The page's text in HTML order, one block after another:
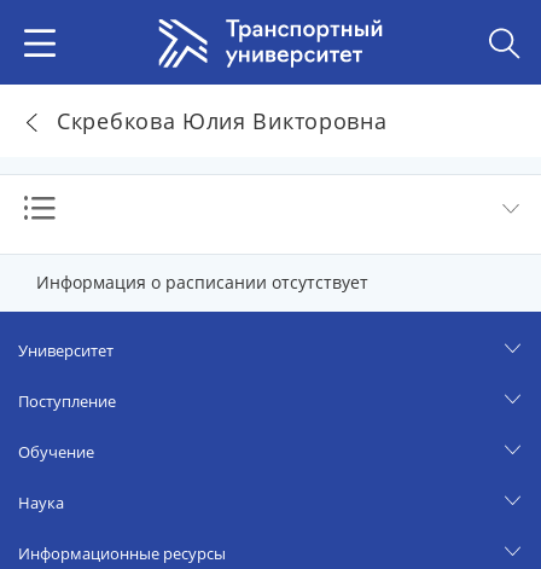
Скребкова Юлия Викторовна
Информация о расписании отсутствует
Университет
Поступление
Обучение
Наука
Информационные ресурсы